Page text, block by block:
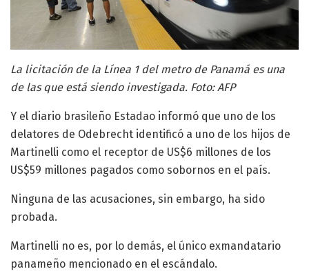
La licitación de la Línea 1 del metro de Panamá es una
de las que está siendo investigada. Foto: AFP
Y el diario brasileño Estadao informó que uno de los
delatores de Odebrecht identificó a uno de los hijos de
Martinelli como el receptor de US$6 millones de los
US$59 millones pagados como sobornos en el país.
Ninguna de las acusaciones, sin embargo, ha sido
probada.
Martinelli no es, por lo demás, el único exmandatario
panameño mencionado en el escándalo.